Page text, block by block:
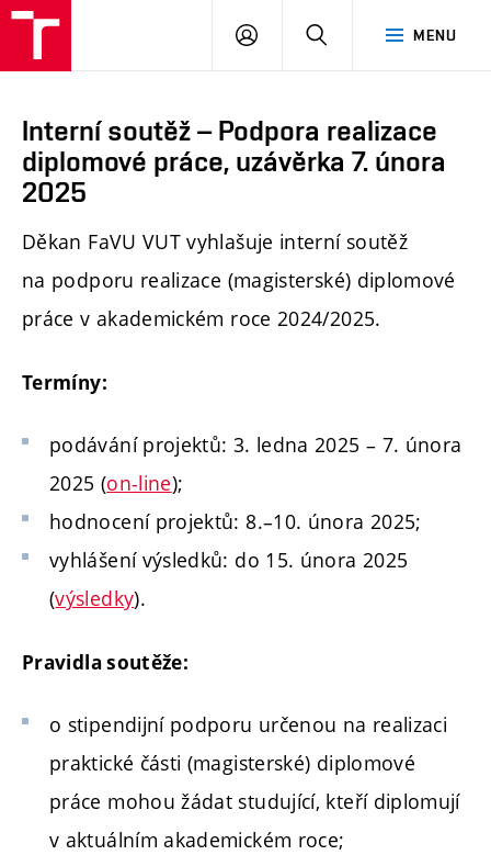
MENU
PŘIHLÁSIT
Interní soutěž – Podpora realizace
diplomové práce, uzávěrka 7. února
2025
Děkan FaVU VUT vyhlašuje interní soutěž
na podporu realizace (magisterské) diplomové
práce v akademickém roce 2024/2025.
Termíny:
podávání projektů: 3. ledna 2025 – 7. února
2025 (on-line);
hodnocení projektů: 8.–10. února 2025;
vyhlášení výsledků: do 15. února 2025
(výsledky).
Pravidla soutěže:
o stipendijní podporu určenou na realizaci
praktické části (magisterské) diplomové
práce mohou žádat studující, kteří diplomují
v aktuálním akademickém roce;